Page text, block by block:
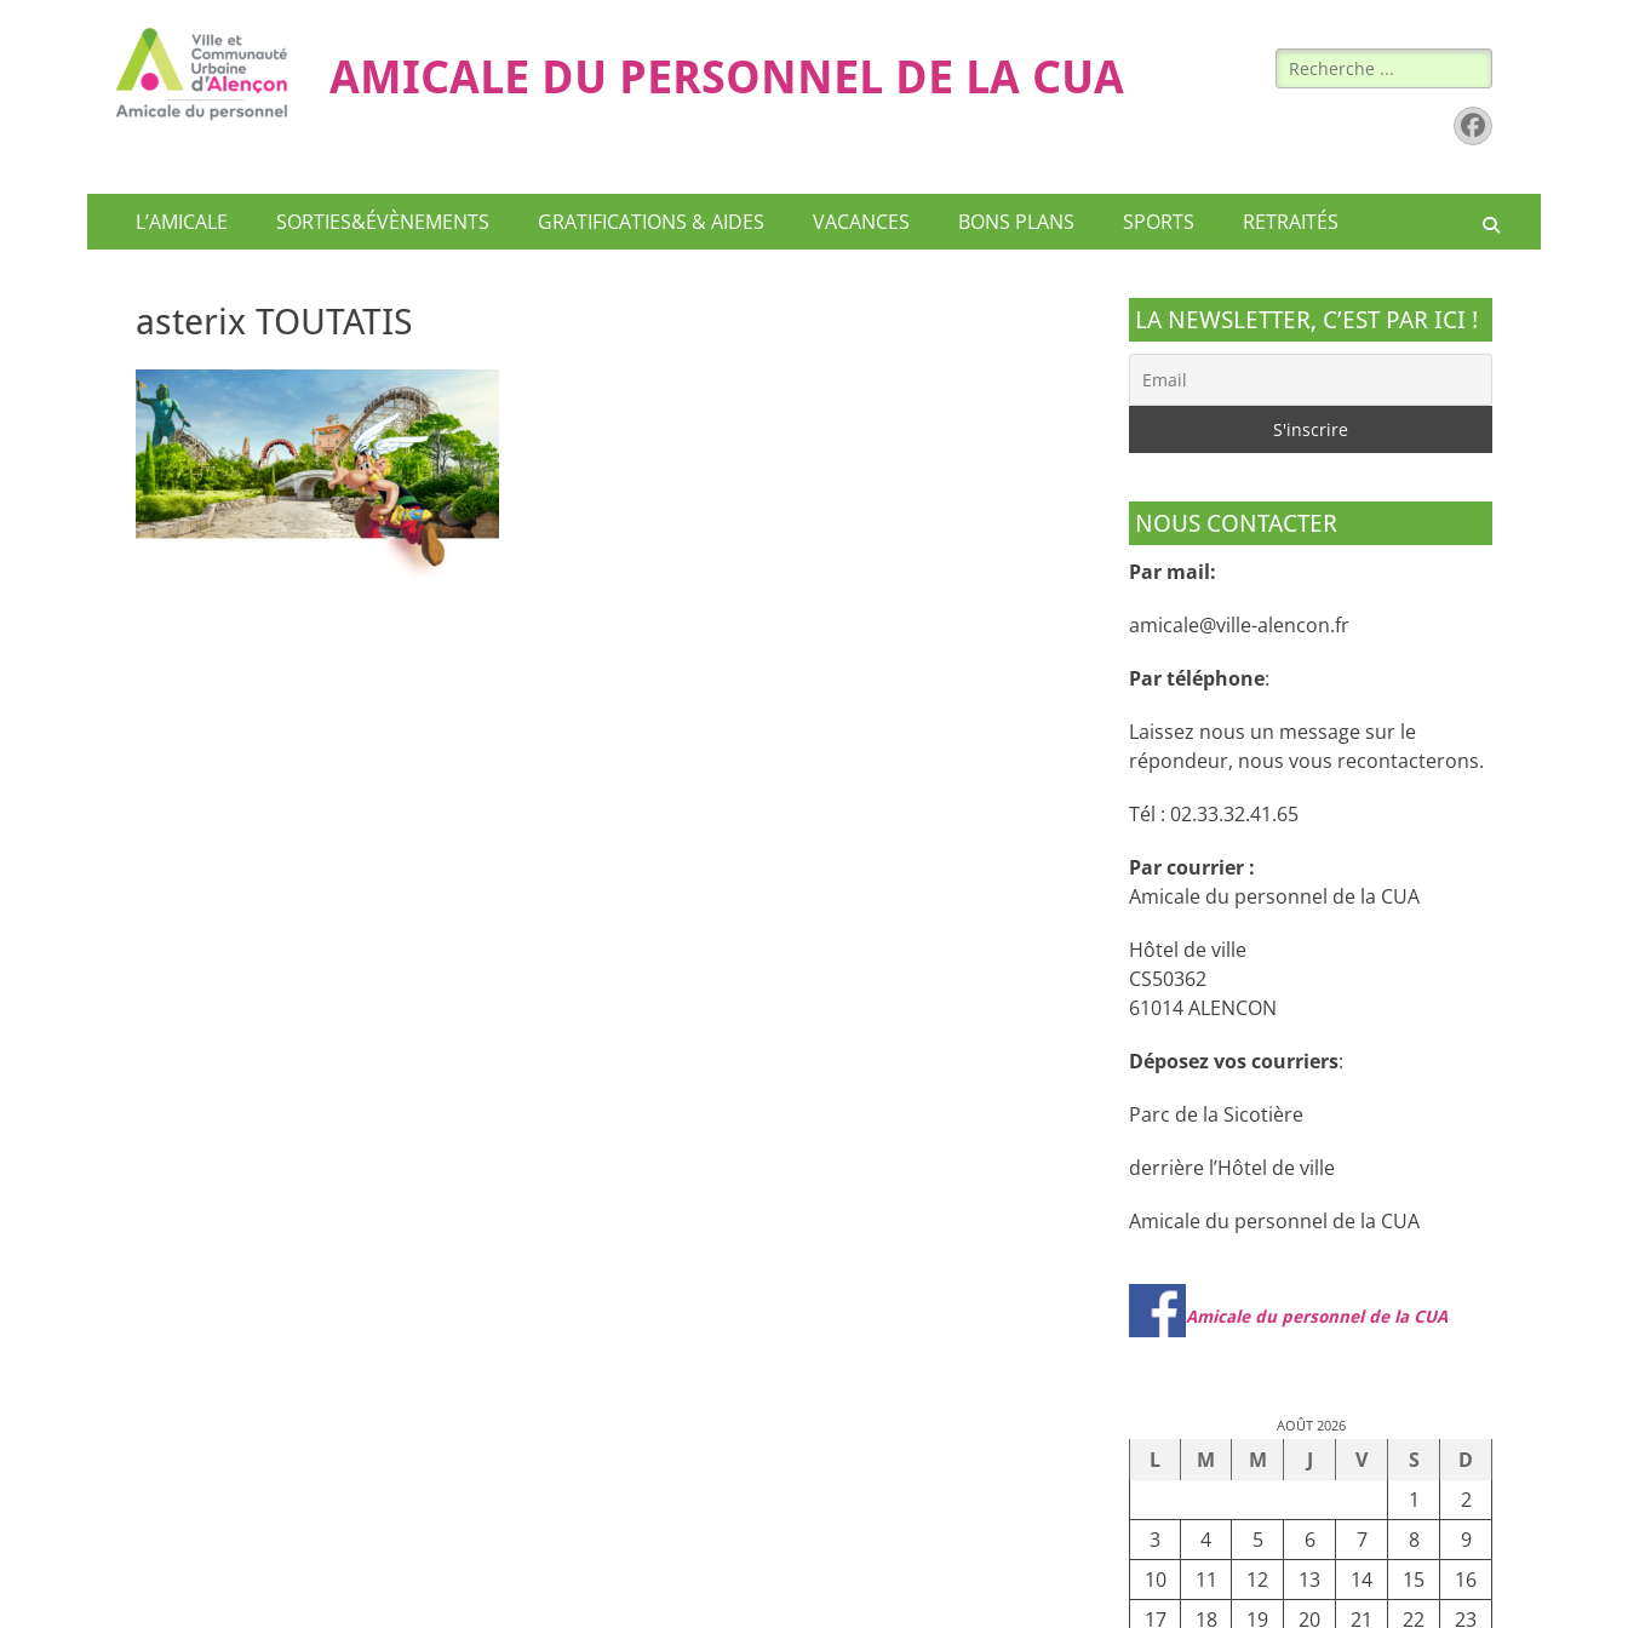
AMICALE DU PERSONNEL DE LA CUA Rechercher :
Facebook
Menu
principal
L’AMICALE SORTIES&ÉVÈNEMENTS GRATIFICATIONS & AIDES VACANCES BONS PLANS SPORTS RETRAITÉS
asterix TOUTATIS LA NEWSLETTER, C’EST PAR ICI !
NOUS CONTACTER
Par mail:
amicale@ville-alencon.fr
Par téléphone:
Laissez nous un message sur le
répondeur, nous vous recontacterons.
Tél : 02.33.32.41.65
Par courrier :
Amicale du personnel de la CUA
Hôtel de ville
CS50362
61014 ALENCON
Déposez vos courriers:
Parc de la Sicotière
derrière l’Hôtel de ville
Amicale du personnel de la CUA
Amicale du personnel de la CUA
AOÛT 2026
L M M J V S
D
1
2
3
4 5 6 7 8
9
10
11 12 13 14 15
16
17
18 19 20 21 22 23